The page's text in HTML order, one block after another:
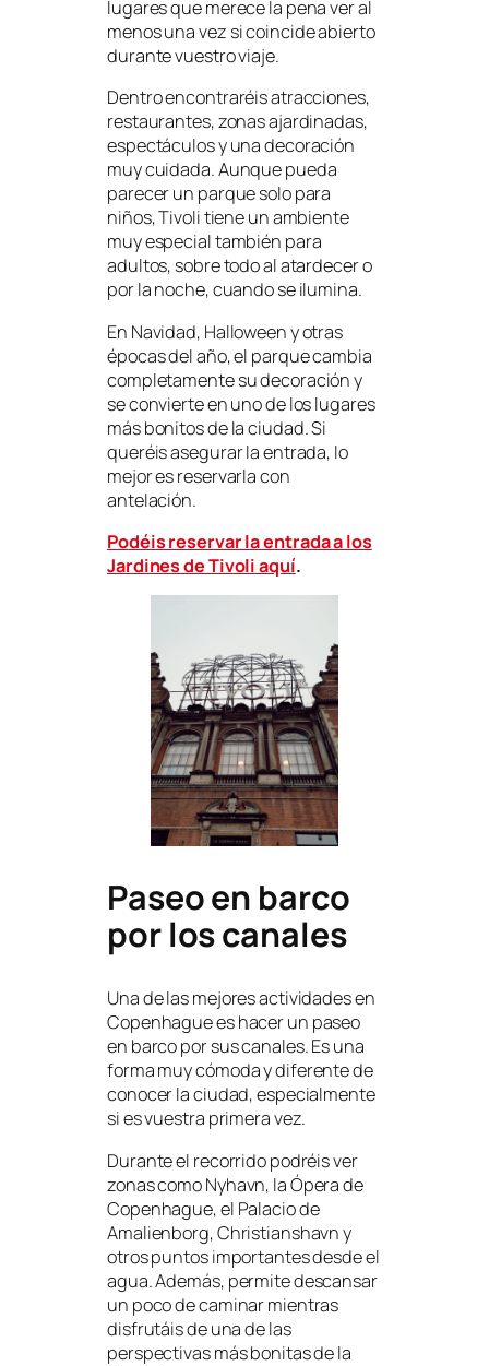
lugares que merece la pena ver al
menos una vez si coincide abierto
durante vuestro viaje.
Dentro encontraréis atracciones,
restaurantes, zonas ajardinadas,
espectáculos y una decoración
muy cuidada. Aunque pueda
parecer un parque solo para
niños, Tivoli tiene un ambiente
muy especial también para
adultos, sobre todo al atardecer o
por la noche, cuando se ilumina.
En Navidad, Halloween y otras
épocas del año, el parque cambia
completamente su decoración y
se convierte en uno de los lugares
más bonitos de la ciudad. Si
queréis asegurar la entrada, lo
mejor es reservarla con
antelación.
Podéis reservar la entrada a los
Jardines de Tivoli aquí.
Paseo en barco
por los canales
Una de las mejores actividades en
Copenhague es hacer un paseo
en barco por sus canales. Es una
forma muy cómoda y diferente de
conocer la ciudad, especialmente
si es vuestra primera vez.
Durante el recorrido podréis ver
zonas como Nyhavn, la Ópera de
Copenhague, el Palacio de
Amalienborg, Christianshavn y
otros puntos importantes desde el
agua. Además, permite descansar
un poco de caminar mientras
disfrutáis de una de las
perspectivas más bonitas de la